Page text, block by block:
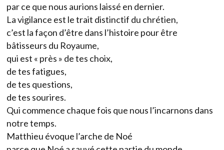
par ce que nous aurions laissé en dernier.
La vigilance est le trait distinctif du chrétien,
c’est la façon d’être dans l’histoire pour être
bâtisseurs du Royaume,
qui est « près » de tes choix,
de tes fatigues,
de tes questions,
de tes sourires.
Qui commence chaque fois que nous l’incarnons dans
notre temps.
Matthieu évoque l’arche de Noé